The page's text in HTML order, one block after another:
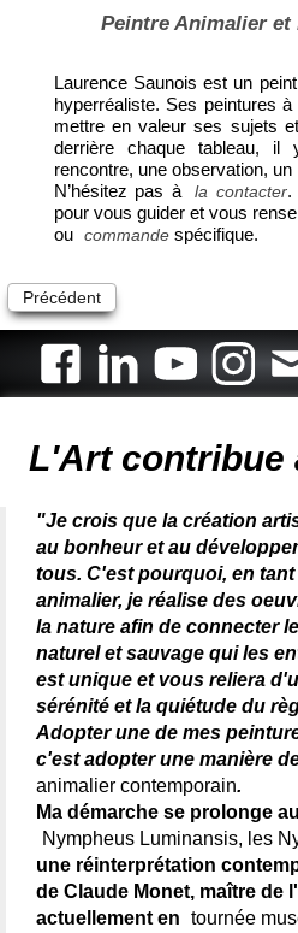
Peintre Animalier et
Laurence Saunois est un
hyperréaliste. Ses peintures à
mettre en valeur ses sujets
derrière chaque tableau,
rencontre, une observation, un
N’hésitez pas à
la contacter.
pour vous guider et vous
ou commande spécifique.
Précédent
L'Art contribue
"Je crois que la création
au bonheur et au
tous. C'est pourquoi, en
animalier, je réalise des
la nature afin de connecter
naturel et sauvage qui les
est unique et vous reliera
sérénité et la quiétude du
Adopter une de mes
c'est adopter une manière
animalier contemporain.
Ma démarche se prolonge
Nympheus Luminansis, les
une réinterprétation
de Claude Monet, maître de
actuellement en tournée